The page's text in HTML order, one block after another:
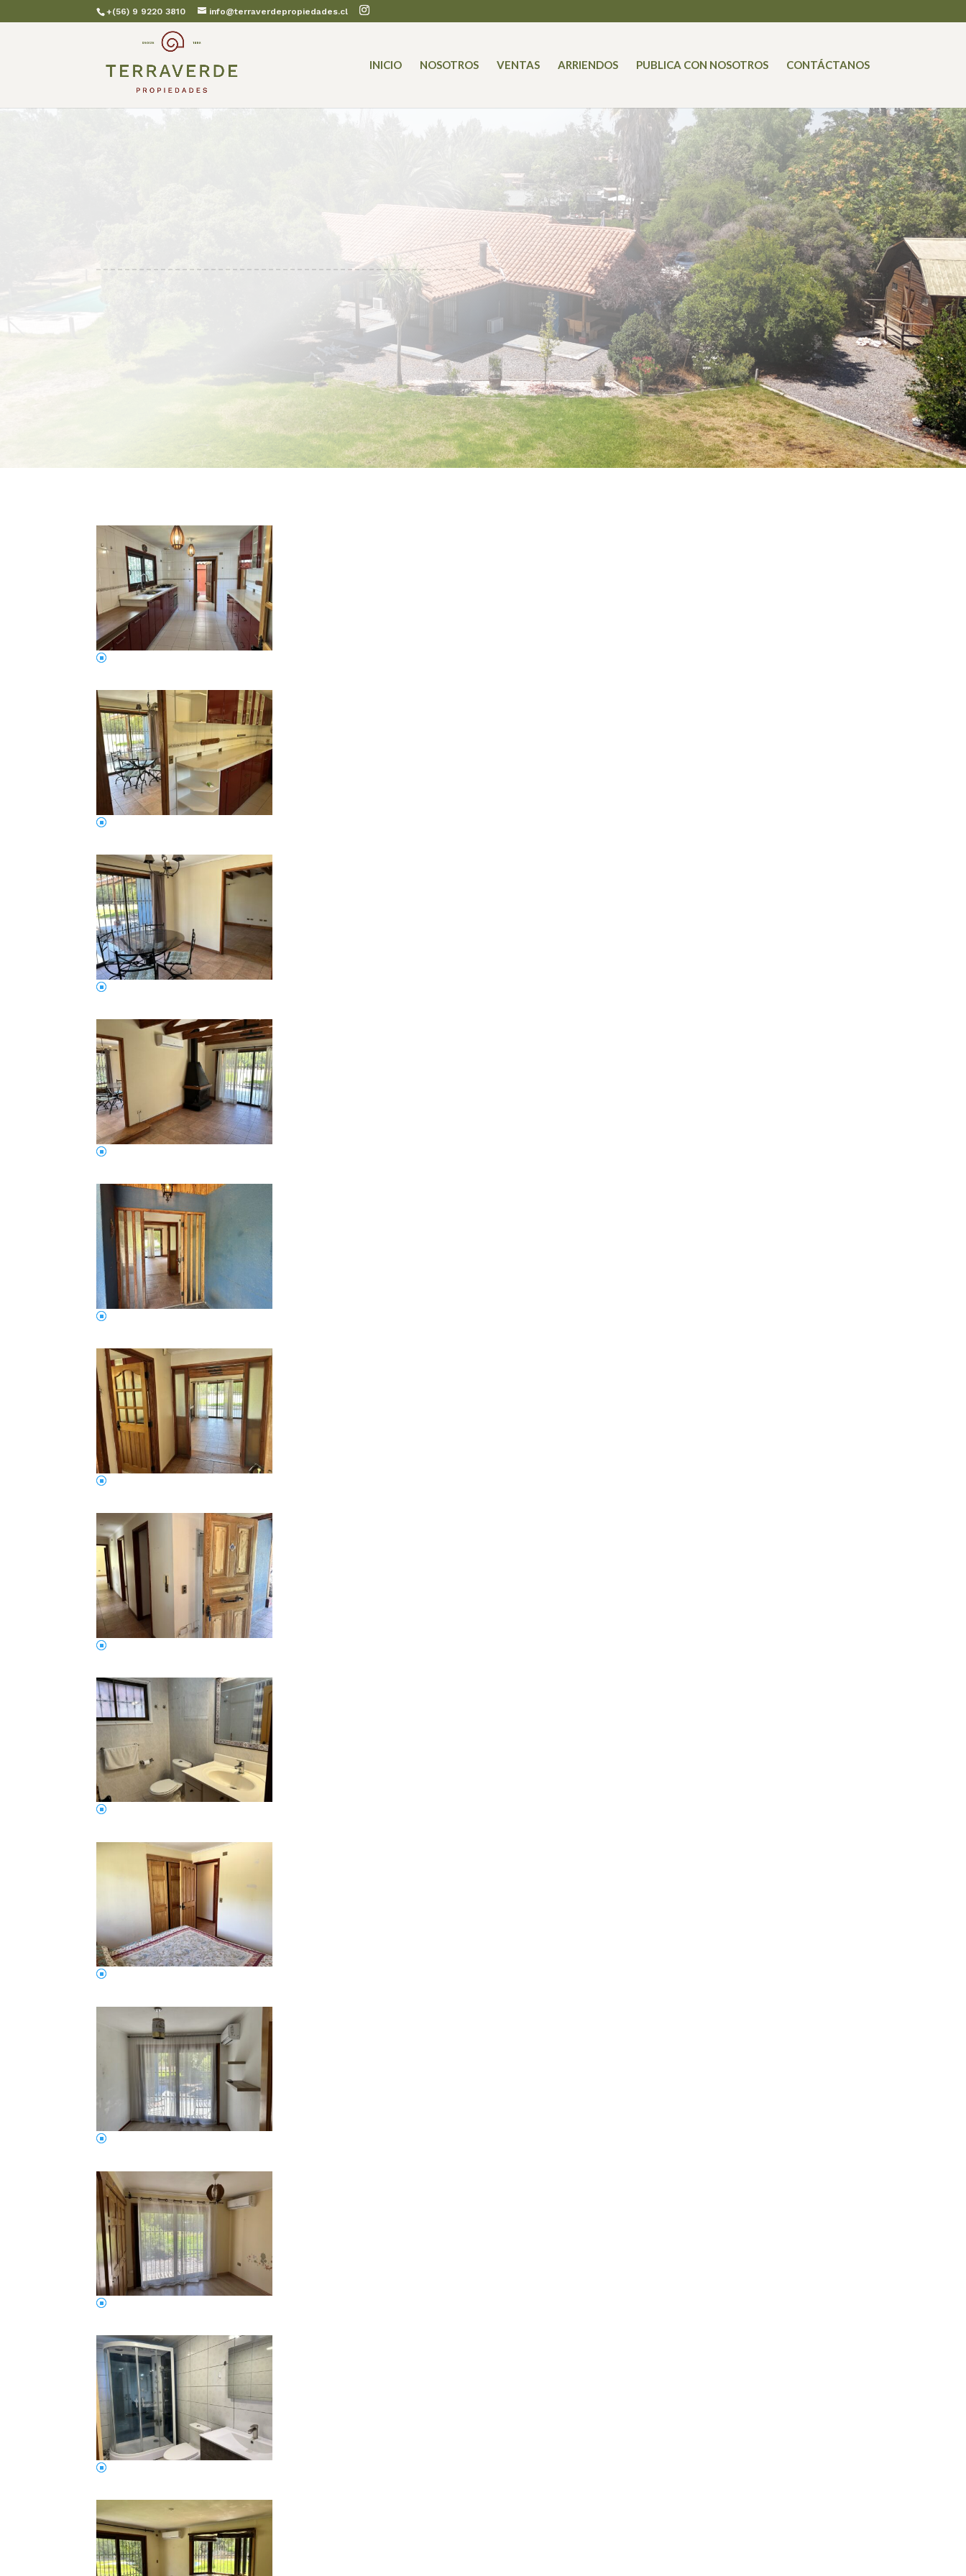
+(56) 9 9220 3810 info@terraverdepropiedades.cl
INICIO NOSOTROS VENTAS ARRIENDOS PUBLICA CON NOSOTROS CONTÁCTANOS
3 dormitorios 2 baños
LLÁMANOS